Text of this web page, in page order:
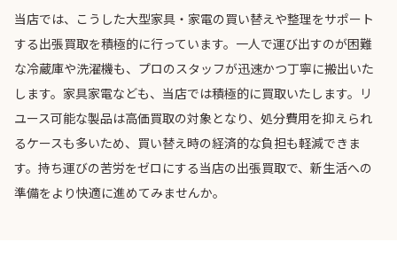
当店では、こうした大型家具・家電の買い替えや整理をサポート
する出張買取を積極的に行っています。一人で運び出すのが困難
な冷蔵庫や洗濯機も、プロのスタッフが迅速かつ丁寧に搬出いた
します。家具家電なども、当店では積極的に買取いたします。リ
ユース可能な製品は高価買取の対象となり、処分費用を抑えられ
るケースも多いため、買い替え時の経済的な負担も軽減できま
す。持ち運びの苦労をゼロにする当店の出張買取で、新生活への
準備をより快適に進めてみませんか。